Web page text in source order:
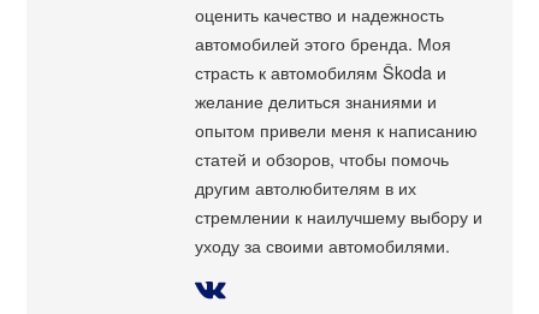
оценить качество и надежность
автомобилей этого бренда. Моя
страсть к автомобилям Škoda и
желание делиться знаниями и
опытом привели меня к написанию
статей и обзоров, чтобы помочь
другим автолюбителям в их
стремлении к наилучшему выбору и
уходу за своими автомобилями.